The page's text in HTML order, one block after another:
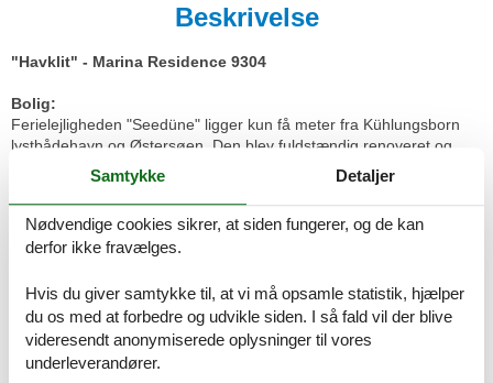
Beskrivelse
"Havklit" - Marina Residence 9304
Bolig:
Ferielejligheden "Seedüne" ligger kun få meter fra Kühlungsborn
lystbådehavn og Østersøen. Den blev fuldstændig renoveret og
nyindrettet i 2026. Lejligheden har et rummeligt værelse, der
fungerer som både opholds- og soveområde, og er udstyret med et
køkken af høj kvalitet. Der er også et moderne badeværelse med
bruseniche og en rummelig balkon med loungemøbler. Køkkenet er
fuldt udstyret med ovn, induktionskogeplade, mikrobølgeovn,
og inviterer dig til at slappe af og koble fra. Selvfølgelig er dine
firbenede venner velkomne! Linnedpakker kan bookes som
ekstraudstyr. Mod et mindre gebyr kan gæsterne benytte wellness-
området med swimmingpool og sauna i nabobygningen.
Samtykke Detaljer
Nødvendige cookies sikrer, at siden fungerer, og de kan
derfor ikke fravælges.
Hvis du giver samtykke til, at vi må opsamle statistik, hjælper
du os med at forbedre og udvikle siden. I så fald vil der blive
videresendt anonymiserede oplysninger til vores
underleverandører.